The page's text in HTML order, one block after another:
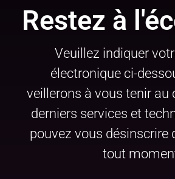
Restez à
Veuillez indiquer
électronique ci-
veillerons à vous tenir au
derniers services et
pouvez vous désinscrire
tout